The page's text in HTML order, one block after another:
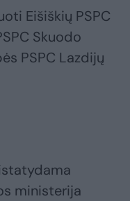
Eišiškių PSPC
Skuodo
PSPC Lazdijų
ministerija